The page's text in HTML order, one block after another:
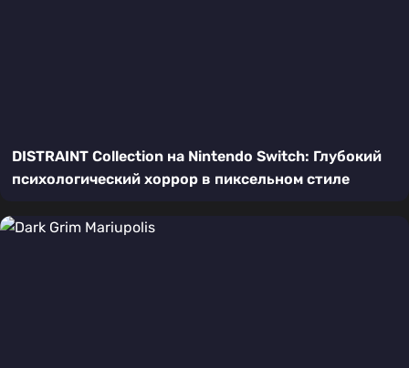
DISTRAINT Collection на Nintendo Switch: Глубокий
психологический хоррор в пиксельном стиле